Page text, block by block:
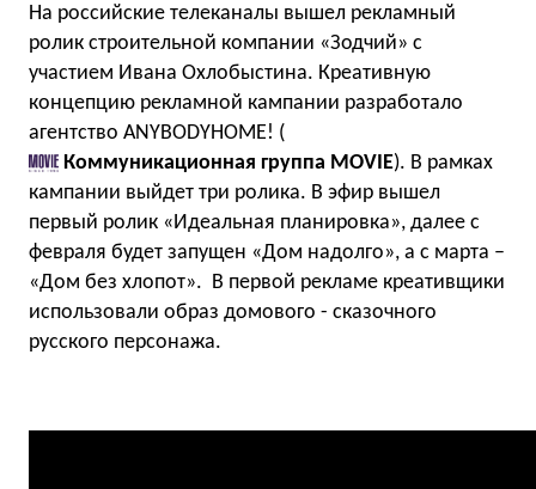
На российские телеканалы вышел рекламный
ролик строительной компании «Зодчий» с
участием Ивана Охлобыстина. Креативную
концепцию рекламной кампании разработало
агентство ANYBODYHOME! (
Коммуникационная группа MOVIE). В рамках
кампании выйдет три ролика. В эфир вышел
первый ролик «Идеальная планировка», далее с
февраля будет запущен «Дом надолго», а с марта –
«Дом без хлопот». В первой рекламе креативщики
использовали образ домового - сказочного
русского персонажа.